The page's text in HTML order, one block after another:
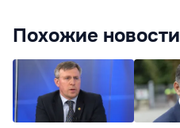
Похожие новости